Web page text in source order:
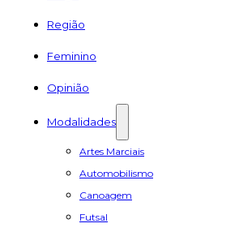
Região
Feminino
Opinião
Modalidades
Artes Marciais
Automobilismo
Canoagem
Futsal